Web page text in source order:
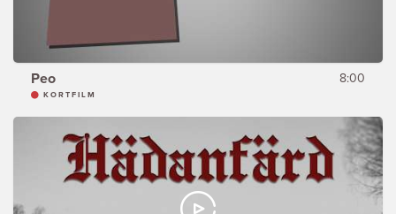
Peo 8:00
KORTFILM